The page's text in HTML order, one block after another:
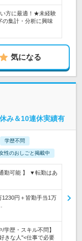
方に最適！★未経験
集計・分析に興味
気になる
み＆10連休実績有
学歴不問
性のおしごと掲載中
勤可能 】 ▼転勤はあ
1230円＋皆勤手当1万
学歴・スキル不問】
きな人"<仕事で必要